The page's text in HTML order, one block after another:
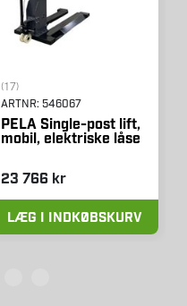
(17)
ARTNR: 546067
PELA Single-post lift,
mobil, elektriske låse
23 766 kr
LÆG I INDKØBSKURV